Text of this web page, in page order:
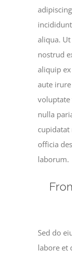
aliqua.
nostrud
aliquip
aute
voluptate
nulla
officia
laborum.
Sed do
labore et